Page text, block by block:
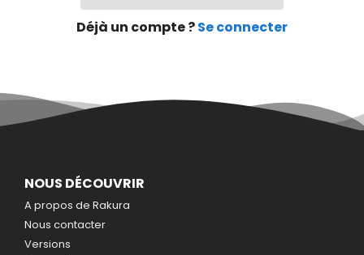
Déjà un compte ?Se connecter
NOUS DÉCOUVRIR
A propos de Rakura
Nous contacter
Versions